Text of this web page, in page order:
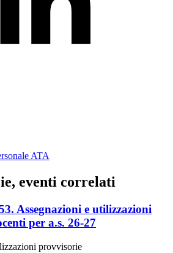
ATA
eventi correlati
Assegnazioni e utilizzazioni
per a.s. 26-27
provvisorie